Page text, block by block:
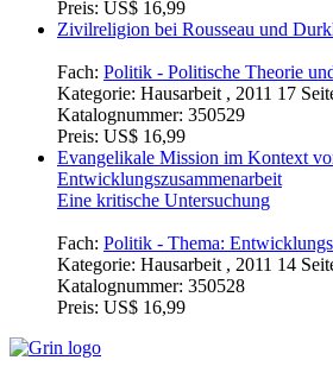
Preis: US$ 16,99
Zivilreligion bei Rousseau und
Fach: Politik - Politische Theorie
Kategorie: Hausarbeit , 2011 17
Katalognummer: 350529
Preis: US$ 16,99
Evangelikale Mission im Kontext
Entwicklungszusammenarbeit
Eine kritische Untersuchung
Fach: Politik - Thema:
Kategorie: Hausarbeit , 2011 14
Katalognummer: 350528
Preis: US$ 16,99